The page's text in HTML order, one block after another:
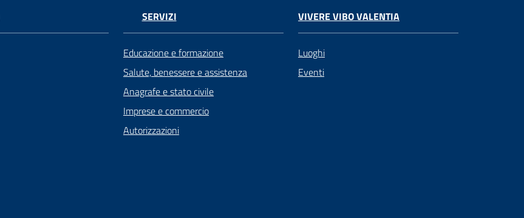
SERVIZI
Educazione e formazione
Salute, benessere e assistenza
Anagrafe e stato civile
Imprese e commercio
Autorizzazioni
VIVERE VIBO VALENTIA
Luoghi
Eventi